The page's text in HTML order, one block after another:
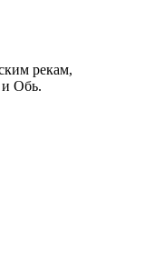
рекам,
и Обь.